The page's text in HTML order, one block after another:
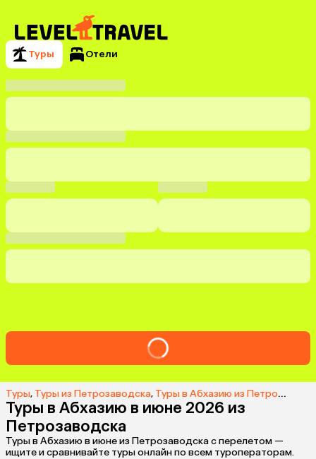
Туры Отели
Туры, Туры из Петрозаводска, Туры в Абхазию из Петрозаводска
Туры в Абхазию в июне 2026 из
Петрозаводска
Туры в Абхазию в июне из Петрозаводска с перелетом —
ищите и сравнивайте туры онлайн по всем туроператорам.